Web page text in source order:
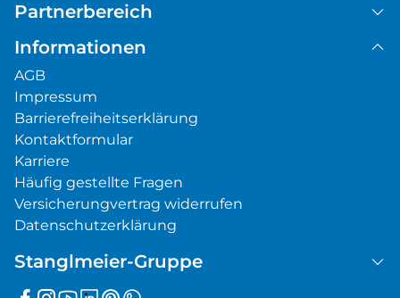
Partnerbereich
Informationen
AGB
Impressum
Barrierefreiheitserklärung
Kontaktformular
Karriere
Häufig gestellte Fragen
Versicherungvertrag widerrufen
Datenschutzerklärung
Stanglmeier-Gruppe